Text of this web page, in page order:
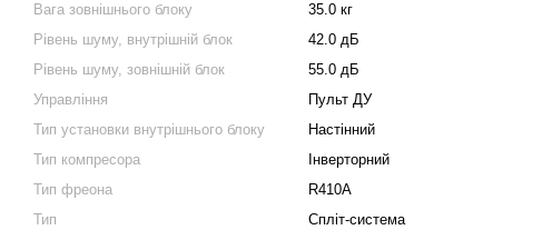
Вага зовнішнього блоку
35.0 кг
Рівень шуму, внутрішній блок
42.0 дБ
Рівень шуму, зовнішній блок
55.0 дБ
Управління
Пульт ДУ
Тип установки внутрішнього блоку
Настінний
Тип компресора
Інверторний
Тип фреона
R410A
Тип
Спліт-система